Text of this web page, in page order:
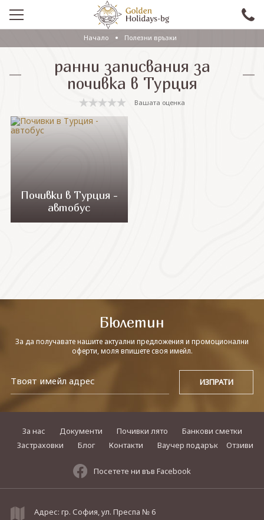
ПРОМО
EКСКУРЗИИ СЪС САМОЛЕТ
ЕКСКУРЗИИ С АВТОБУС
САМОЛЕТНИ ПОЧИВКИ
ЕКЗОТИКА
Начало Полезни връзки
ранни записвания за
почивка в Турция
Вашата оценка
Почивки в Турция -
автобус
Бюлетин
За да получавате нашите актуални предложения и промоционални
оферти, моля впишете своя имейл.
За нас Документи Почивки лято
Банкови сметки
Застраховки
Блог Контакти Ваучер подарък Отзиви
Посетете ни във Facebook
Адрес: гр. София, ул. Преспа № 6